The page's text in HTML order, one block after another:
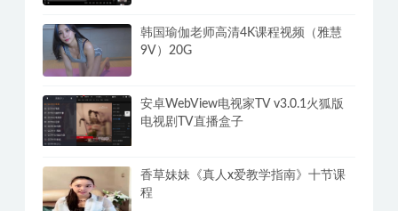
韩国瑜伽老师高清4K课程视频（雅慧
9V）20G
安卓WebView电视家TV v3.0.1火狐版
电视剧TV直播盒子
香草妹妹《真人x爱教学指南》十节课
程